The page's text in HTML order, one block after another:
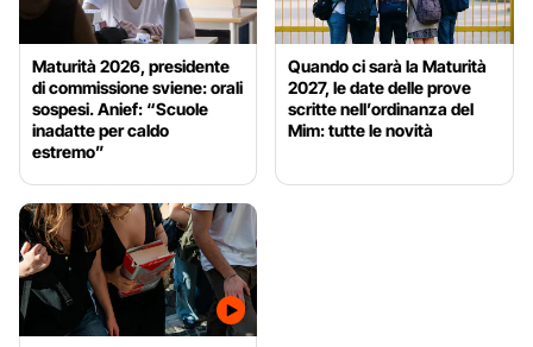
Maturità 2026, presidente
di commissione sviene: orali
sospesi. Anief: “Scuole
inadatte per caldo
estremo”
Quando ci sarà la Maturità
2027, le date delle prove
scritte nell’ordinanza del
Mim: tutte le novità